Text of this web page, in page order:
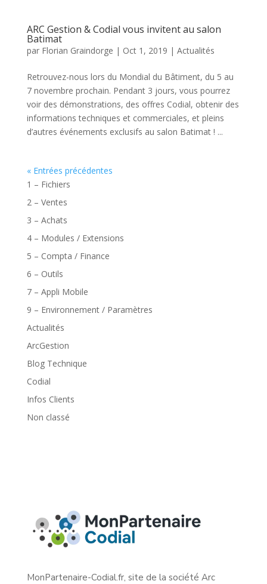
ARC Gestion & Codial vous invitent au salon
Batimat
par Florian Graindorge | Oct 1, 2019 | Actualités
Retrouvez-nous lors du Mondial du Bâtiment, du 5 au
7 novembre prochain. Pendant 3 jours, vous pourrez
voir des démonstrations, des offres Codial, obtenir des
informations techniques et commerciales, et pleins
d’autres événements exclusifs au salon Batimat ! ...
« Entrées précédentes
1 – Fichiers
2 – Ventes
3 – Achats
4 – Modules / Extensions
5 – Compta / Finance
6 – Outils
7 – Appli Mobile
9 – Environnement / Paramètres
Actualités
ArcGestion
Blog Technique
Codial
Infos Clients
Non classé
MonPartenaire-Codial.fr, site de la société Arc